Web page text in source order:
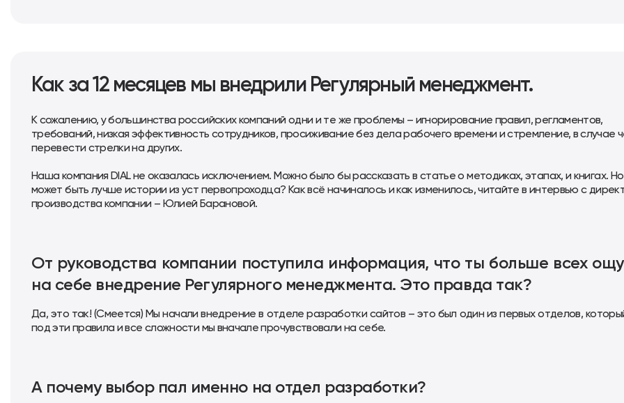
Как за 12 месяцев мы внедрили Регулярный менеджмент.
К сожалению, у большинства российских компаний одни и те же проблемы – игнорирование правил, регламентов,
требований, низкая эффективность сотрудников, просиживание без дела рабочего времени и стремление, в случае
перевести стрелки на других.
Наша компания DIAL не оказалась исключением. Можно было бы рассказать в статье о методиках, этапах, и книгах.
может быть лучше истории из уст первопроходца? Как всё начиналось и как изменилось, читайте в интервью с
производства компании – Юлией Барановой.
От руководства компании поступила информация, что ты больше всех
на себе внедрение Регулярного менеджмента. Это правда так?
Да, это так! (Смеется) Мы начали внедрение в отделе разработки сайтов – это был один из первых отделов,
под эти правила и все сложности мы вначале прочувствовали на себе.
А почему выбор пал именно на отдел разработки?